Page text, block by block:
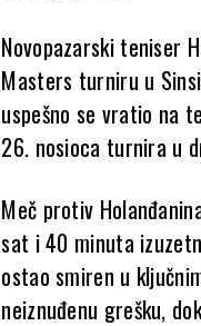
Novopazarski teniser
Masters turniru u
uspešno se vratio na
26. nosioca turnira u
Meč protiv
sat i 40 minuta
ostao smiren u
neiznuđenu grešku,